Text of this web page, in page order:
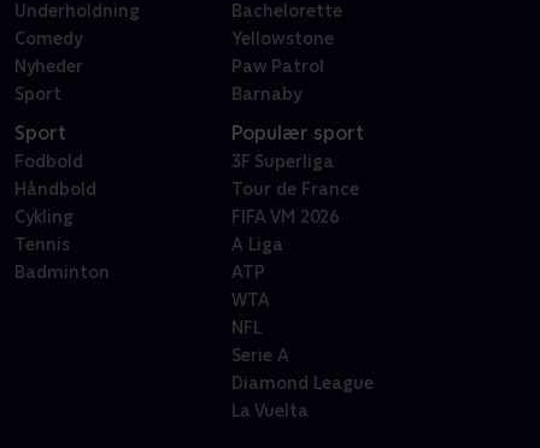
Underholdning
Comedy
Nyheder
Sport
Bachelorette
Yellowstone
Paw Patrol
Barnaby
Sport
Fodbold
Håndbold
Cykling
Tennis
Badminton
Populær sport
3F Superliga
Tour de France
FIFA VM 2026
A Liga
ATP
WTA
NFL
Serie A
Diamond League
La Vuelta